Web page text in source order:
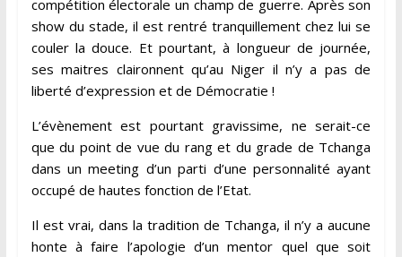
compétition électorale un champ de guerre. Après son
show du stade, il est rentré tranquillement chez lui se
couler la douce. Et pourtant, à longueur de journée,
ses maitres claironnent qu’au Niger il n’y a pas de
liberté d’expression et de Démocratie !
L’évènement est pourtant gravissime, ne serait-ce
que du point de vue du rang et du grade de Tchanga
dans un meeting d’un parti d’une personnalité ayant
occupé de hautes fonction de l’Etat.
Il est vrai, dans la tradition de Tchanga, il n’y a aucune
honte à faire l’apologie d’un mentor quel que soit